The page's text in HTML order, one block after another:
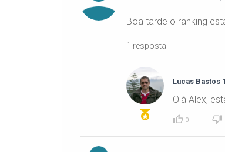
Boa tarde o ranking
1 resposta
Lucas Bastos
Olá Alex,
0